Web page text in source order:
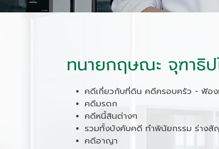
ทนายกฤษณะ จุฑาธิ
คดีเกี่ยวกับที่ดิน คดีครอบครัว - ฟ้อง
คดีมรดก
คดีหนี้สินต่างๆ
รวมทั้งบังคับคดี ทำพินัยกรรม ร่าง
คดีอาญา